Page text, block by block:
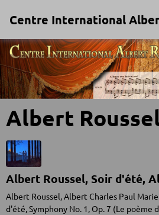
Centre International
Albert
Albert Roussel, Soir d'été,
Albert Roussel, Albert Charles Paul
d'été, Symphony No. 1, Op. 7 (Le poème